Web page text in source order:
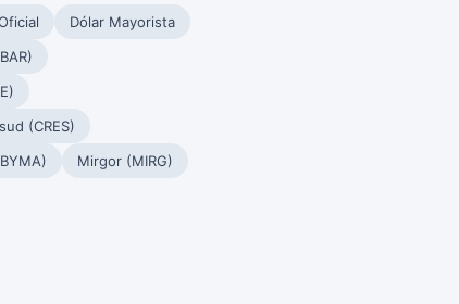
Dólar Mayorista
(CRES)
Mirgor (MIRG)